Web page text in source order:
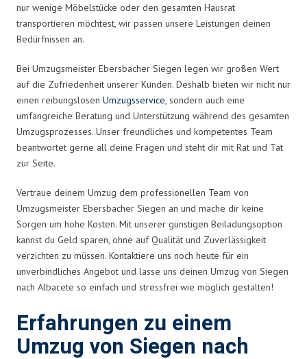
nur wenige Möbelstücke oder den gesamten Hausrat
transportieren möchtest, wir passen unsere Leistungen deinen
Bedürfnissen an.
Bei Umzugsmeister Ebersbacher Siegen legen wir großen Wert
auf die Zufriedenheit unserer Kunden. Deshalb bieten wir nicht nur
einen reibungslosen Umzugsservice, sondern auch eine
umfangreiche Beratung und Unterstützung während des gesamten
Umzugsprozesses. Unser freundliches und kompetentes Team
beantwortet gerne all deine Fragen und steht dir mit Rat und Tat
zur Seite.
Vertraue deinem Umzug dem professionellen Team von
Umzugsmeister Ebersbacher Siegen an und mache dir keine
Sorgen um hohe Kosten. Mit unserer günstigen Beiladungsoption
kannst du Geld sparen, ohne auf Qualität und Zuverlässigkeit
verzichten zu müssen. Kontaktiere uns noch heute für ein
unverbindliches Angebot und lasse uns deinen Umzug von Siegen
nach Albacete so einfach und stressfrei wie möglich gestalten!
Erfahrungen zu einem
Umzug von Siegen nach